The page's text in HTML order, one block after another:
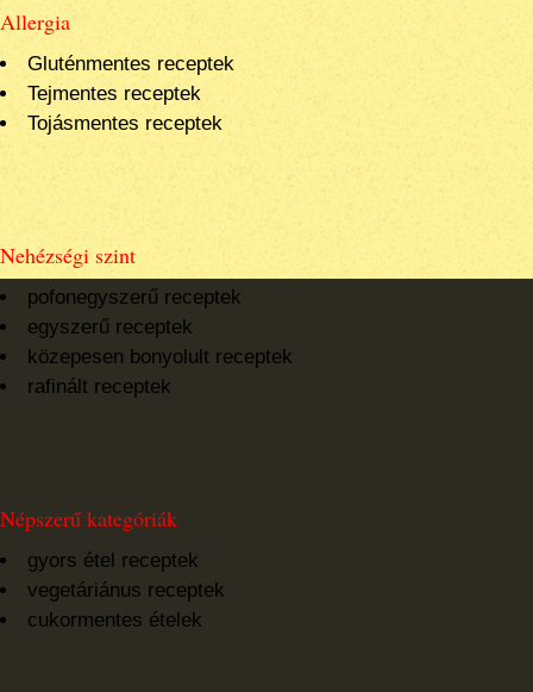
Allergia
Gluténmentes receptek
Tejmentes receptek
Tojásmentes receptek
Nehézségi szint
pofonegyszerű receptek
egyszerű receptek
közepesen bonyolult receptek
rafinált receptek
Népszerű kategóriák
gyors étel receptek
vegetáriánus receptek
cukormentes ételek